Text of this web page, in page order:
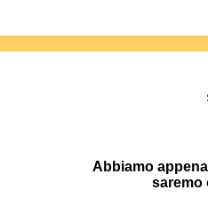
Abbiamo
saremo